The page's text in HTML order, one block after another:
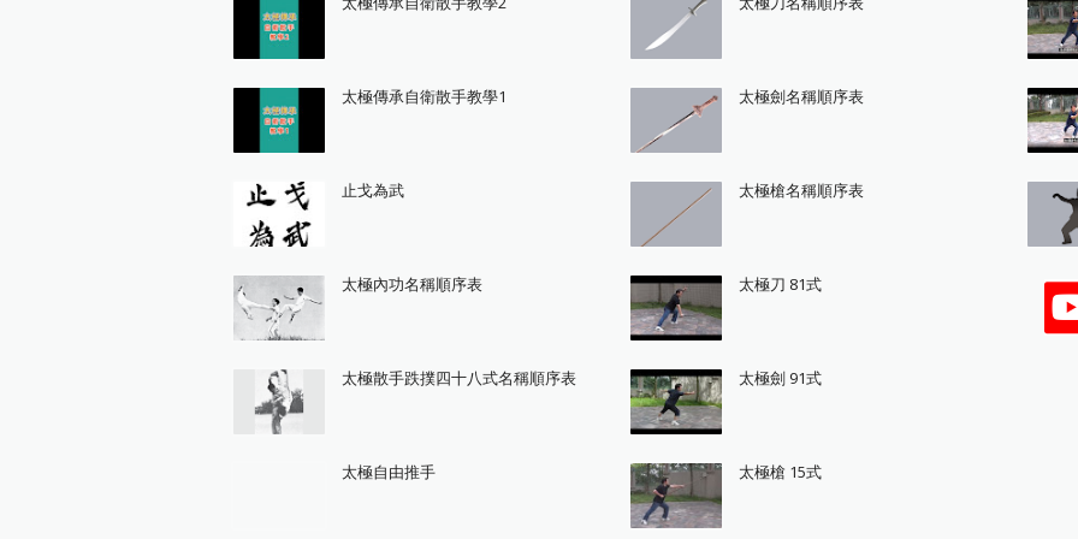
太極傳承自衛散手教學1
止戈為武
太極內功名稱順序表
太極散手跌撲四十八式名稱順序表
太極自由推手
太極劍名稱順序表
太極槍名稱順序表
太極刀 81式
太極劍 91式
太極槍 15式